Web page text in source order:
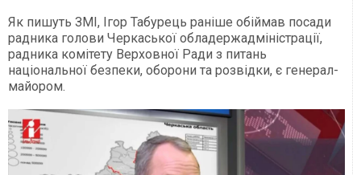
Як пишуть ЗМІ, Ігор Табурець раніше обіймав посади
радника голови Черкаської обладержадміністрації,
радника комітету Верховної Ради з питань
національної безпеки, оборони та розвідки, є генерал-
майором.